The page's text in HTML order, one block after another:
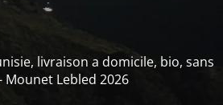
livraison a domicile, bio, sans
Mounet Lebled 2026